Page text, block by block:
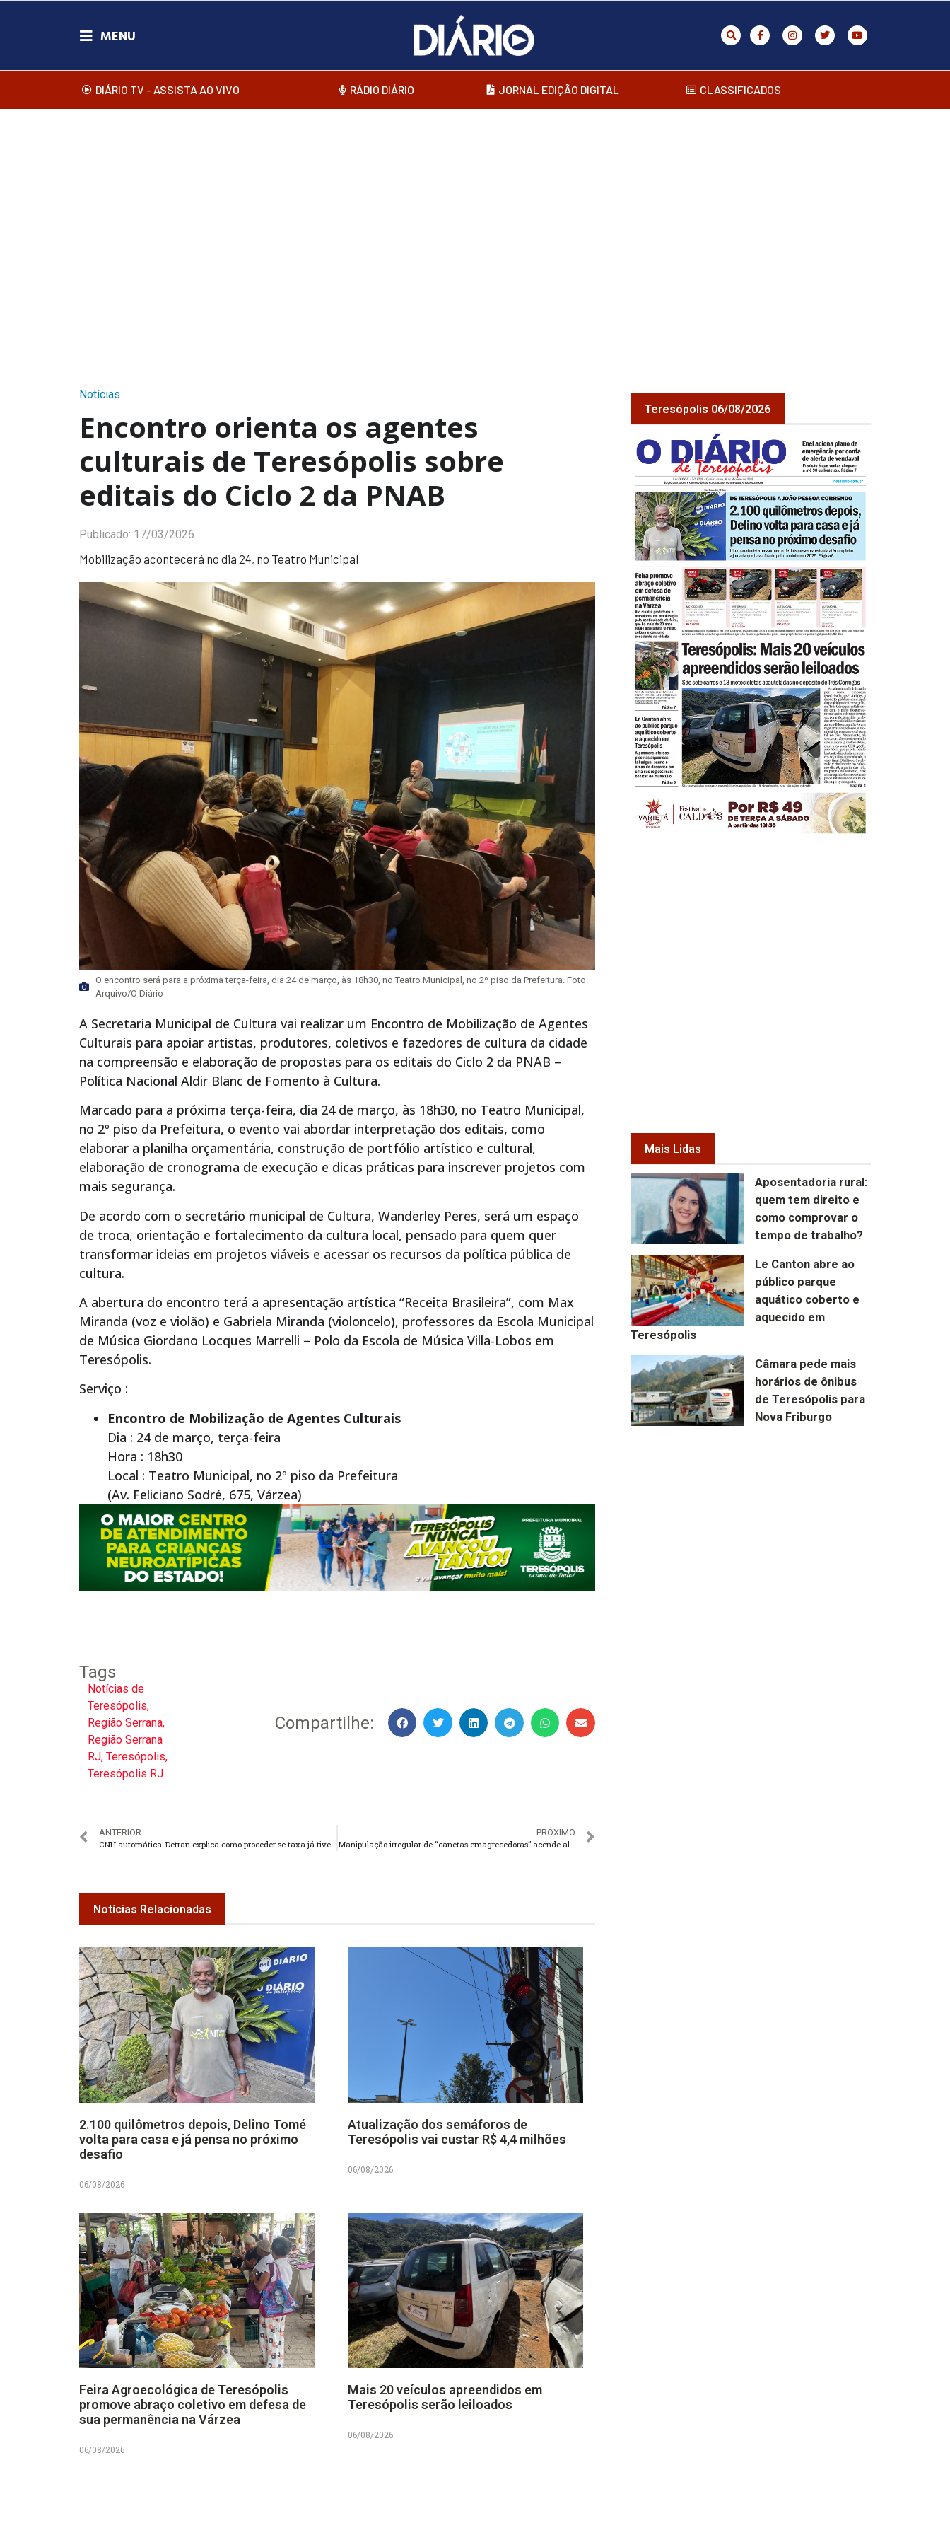
DIÁRIO TV - ASSISTA AO VIVO RÁDIO DIÁRIO JORNAL EDIÇÃO DIGITAL CLASSIFICADOS
Notícias
Encontro orienta os agentes
culturais de Teresópolis sobre
editais do Ciclo 2 da PNAB
Publicado: 17/03/2026
Mobilização acontecerá no dia 24, no Teatro Municipal
O encontro será para a próxima terça-feira, dia 24 de março, às 18h30, no Teatro Municipal, no 2º piso da Prefeitura. Foto:
Arquivo/O Diário
A Secretaria Municipal de Cultura vai realizar um Encontro de Mobilização de Agentes
Culturais para apoiar artistas, produtores, coletivos e fazedores de cultura da cidade
na compreensão e elaboração de propostas para os editais do Ciclo 2 da PNAB –
Política Nacional Aldir Blanc de Fomento à Cultura.
Marcado para a próxima terça-feira, dia 24 de março, às 18h30, no Teatro Municipal,
no 2º piso da Prefeitura, o evento vai abordar interpretação dos editais, como
elaborar a planilha orçamentária, construção de portfólio artístico e cultural,
elaboração de cronograma de execução e dicas práticas para inscrever projetos com
mais segurança.
De acordo com o secretário municipal de Cultura, Wanderley Peres, será um espaço
de troca, orientação e fortalecimento da cultura local, pensado para quem quer
transformar ideias em projetos viáveis e acessar os recursos da política pública de
cultura.
A abertura do encontro terá a apresentação artística “Receita Brasileira”, com Max
Miranda (voz e violão) e Gabriela Miranda (violoncelo), professores da Escola Municipal
de Música Giordano Locques Marrelli – Polo da Escola de Música Villa-Lobos em
Teresópolis.
Serviço :
Encontro de Mobilização de Agentes Culturais
Dia : 24 de março, terça-feira
Hora : 18h30
Local : Teatro Municipal, no 2º piso da Prefeitura
(Av. Feliciano Sodré, 675, Várzea)
Tags
Notícias de
Teresópolis,
Região Serrana,
Região Serrana
RJ, Teresópolis,
Teresópolis RJ
Compartilhe:
ANTERIOR
PRÓXIMO
Notícias Relacionadas
2.100 quilômetros depois, Delino Tomé
volta para casa e já pensa no próximo
desafio
06/08/2026
Atualização dos semáforos de
Teresópolis vai custar R$ 4,4 milhões
06/08/2026
Feira Agroecológica de Teresópolis
promove abraço coletivo em defesa de
sua permanência na Várzea
06/08/2026
Mais 20 veículos apreendidos em
Teresópolis serão leiloados
06/08/2026
Teresópolis 06/08/2026
Mais Lidas
Aposentadoria rural:
quem tem direito e
como comprovar o
tempo de trabalho?
Le Canton abre ao
público parque
aquático coberto e
aquecido em
Teresópolis
Câmara pede mais
horários de ônibus
de Teresópolis para
Nova Friburgo